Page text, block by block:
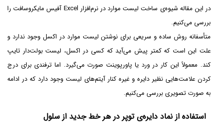
در این مقاله شیوه‌ی ساخت لیست موارد در نرم‌افزار Excel آفیس مایکروسافت را
بررسی می‌کنیم.
متأسفانه روش ساده و سریعی برای نوشتن لیست موارد در اکسل وجود ندارد و
علت این است که کمتر پیش می‌آید که کسی در اکسل، لیست بولت‌دار تایپ
کند. معمولاً این کار در ورد یا پاورپوینت صورت می‌گیرد. اما ترفندی برای درج
کردن علامت‌هایی نظیر دایره و غیره کنار آیتم‌های لیست وجود دارد که در ادامه
به صورت تصویری بررسی می‌کنیم.
استفاده از نماد دایره‌ی توپر در هر خط جدید از سلول